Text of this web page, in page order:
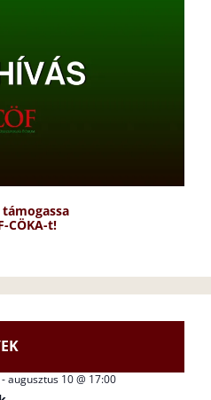
CÖKA-t!
-augusztus 10 @ 17:00